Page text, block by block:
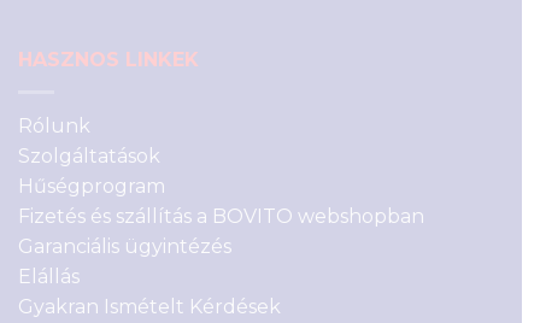
HASZNOS LINKEK
Rólunk
Szolgáltatások
Hűségprogram
Fizetés és szállítás a BOVITO webshopban
Garanciális ügyintézés
Elállás
Gyakran Ismételt Kérdések